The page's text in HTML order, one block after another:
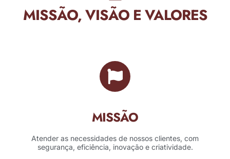
MISSÃO, VISÃO E VALORES
MISSÃO
Atender as necessidades de nossos clientes, com
segurança, eficiência, inovação e criatividade.